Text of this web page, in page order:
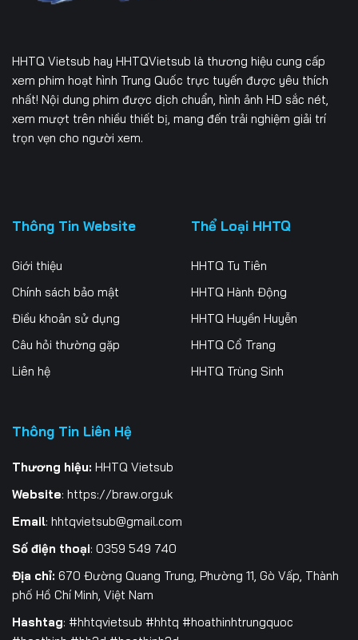
HHTQ Vietsub hay HHTQVietsub là thương hiệu cung cấp
xem phim hoạt hình Trung Quốc trực tuyến được yêu thích
nhất! Nội dung phim được dịch chuẩn, hình ảnh HD sắc nét,
xem mượt trên nhiều thiết bị, mang đến trải nghiệm giải trí
trọn vẹn cho người xem.
Thông Tin Website
Giới thiệu
Chính sách bảo mật
Điều khoản sử dụng
Câu hỏi thường gặp
Liên hệ
Thể Loại HHTQ
HHTQ Tu Tiên
HHTQ Hành Động
HHTQ Huyền Huyễn
HHTQ Cổ Trang
HHTQ Trùng Sinh
Thông Tin Liên Hệ
Thương hiệu: HHTQ Vietsub
Website: https://braw.org.uk
Email: hhtqvietsub@gmail.com
Số điện thoại: 0359 549 740
Địa chỉ: 670 Đường Quang Trung, Phường 11, Gò Vấp, Thành
phố Hồ Chí Minh, Việt Nam
Hashtag: #hhtqvietsub #hhtq #hoathinhtrungquoc